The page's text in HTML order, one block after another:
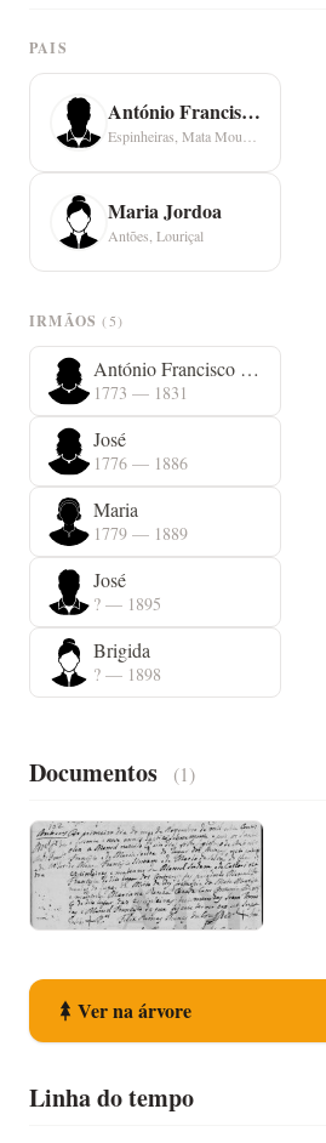
PAIS
António Francisco Sintra
Maria Jordoa
Antões, Louriçal
IRMÃOS(5)
António Francisco Sintra
1773 — 1831
José
1776 — 1886
Maria
1779 — 1889
José
? — 1895
Brigida
? — 1898
Documentos (1)
Ver na árvore
Linha do tempo